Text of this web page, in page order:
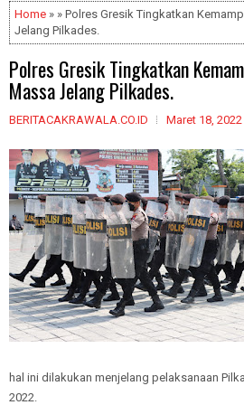
Home » » Polres Gresik Tingkatkan
Jelang Pilkades.
Polres Gresik Tingkatkan
Massa Jelang Pilkades.
BERITACAKRAWALA.CO.ID Maret 18, 2022
hal ini dilakukan menjelang pelaksanaan
2022.